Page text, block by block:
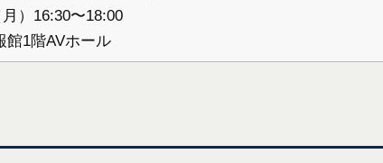
）16:30〜18:00
館1階AVホール